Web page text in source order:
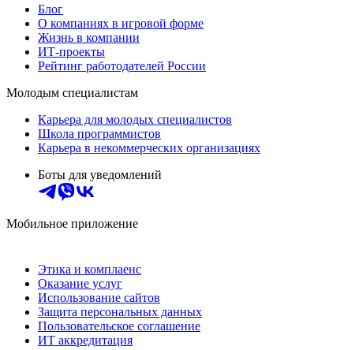
Блог
О компаниях в игровой форме
Жизнь в компании
ИТ-проекты
Рейтинг работодателей России
Молодым специалистам
Карьера для молодых специалистов
Школа программистов
Карьера в некоммерческих организациях
Боты для уведомлений
Мобильное приложение
Этика и комплаенс
Оказание услуг
Использование сайтов
Защита персональных данных
Пользовательское соглашение
ИТ аккредитация